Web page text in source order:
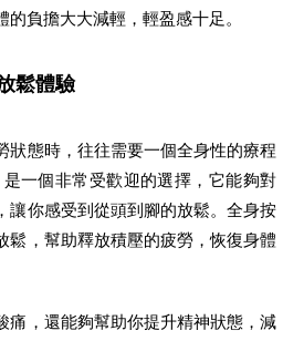
負擔大大減輕，輕盈感十足。
鬆體驗
狀態時，往往需要一個全身性的療程
是一個非常受歡迎的選擇，它能夠對
讓你感受到從頭到腳的放鬆。全身按
鬆，幫助釋放積壓的疲勞，恢復身體
痛，還能夠幫助你提升精神狀態，減